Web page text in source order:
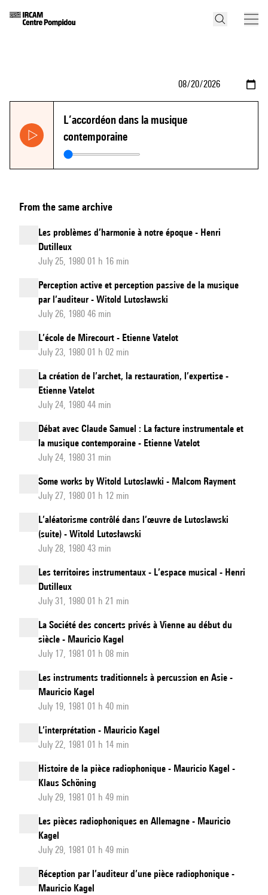
L’accordéon dans la musique
contemporaine
From the same archive
Les problèmes d’harmonie à notre époque - Henri
Dutilleux
July 25, 1980 01 h 16 min
Perception active et perception passive de la musique
par l’auditeur - Witold Lutosławski
July 26, 1980 46 min
L’école de Mirecourt - Etienne Vatelot
July 23, 1980 01 h 02 min
La création de l’archet, la restauration, l’expertise -
Etienne Vatelot
July 24, 1980 44 min
Débat avec Claude Samuel : La facture instrumentale et
la musique contemporaine - Etienne Vatelot
July 24, 1980 31 min
Some works by Witold Lutoslawki - Malcom Rayment
July 27, 1980 01 h 12 min
L’aléatorisme contrôlé dans l’œuvre de Lutoslawski
(suite) - Witold Lutosławski
July 28, 1980 43 min
Les territoires instrumentaux - L’espace musical - Henri
Dutilleux
July 31, 1980 01 h 21 min
La Société des concerts privés à Vienne au début du
siècle - Mauricio Kagel
July 17, 1981 01 h 08 min
Les instruments traditionnels à percussion en Asie -
Mauricio Kagel
July 19, 1981 01 h 40 min
L’interprétation - Mauricio Kagel
July 22, 1981 01 h 14 min
Histoire de la pièce radiophonique - Mauricio Kagel -
Klaus Schöning
July 29, 1981 01 h 49 min
Les pièces radiophoniques en Allemagne - Mauricio
Kagel
July 29, 1981 01 h 49 min
Réception par l’auditeur d’une pièce radiophonique -
Mauricio Kagel